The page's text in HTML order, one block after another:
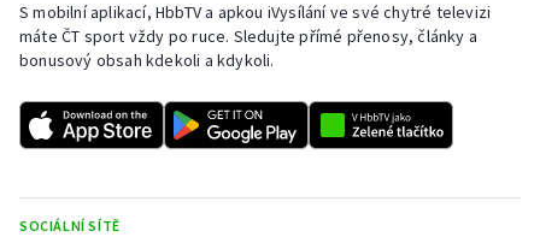
Short track
Sportovní střelba
Stolní tenis
Triatlon
S mobilní aplikací, HbbTV a apkou iVysílání ve své chytré televizi
máte ČT sport vždy po ruce. Sledujte přímé přenosy, články a
bonusový obsah kdekoli a kdykoli.
SOCIÁLNÍ SÍTĚ